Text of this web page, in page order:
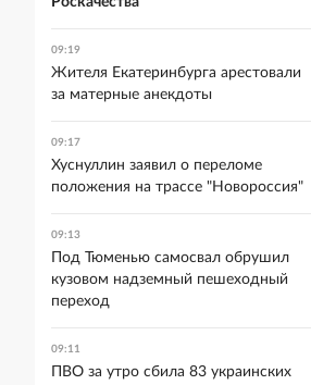
09:19
Жителя Екатеринбурга арестовали
за матерные анекдоты
09:17
Хуснуллин заявил о переломе
положения на трассе "Новороссия"
09:13
Под Тюменью самосвал обрушил
кузовом надземный пешеходный
переход
09:11
ПВО за утро сбила 83 украинских